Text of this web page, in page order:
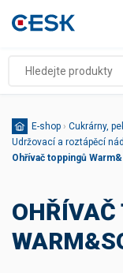
E-shop › Cukrárny,
Udržovací a roztápěcí
Ohřívač toppingů
OHŘÍVAČ